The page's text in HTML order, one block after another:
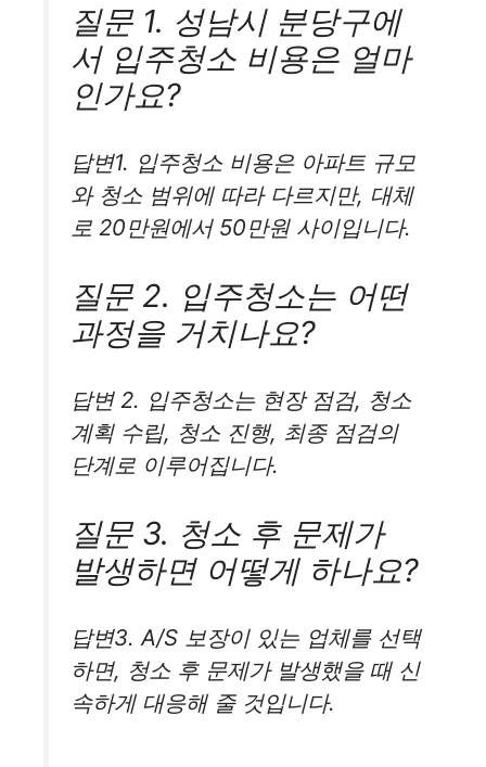
질문 1. 성남시 분당구에
서 입주청소 비용은 얼마
인가요?
답변1. 입주청소 비용은 아파트 규모
와 청소 범위에 따라 다르지만, 대체
로 20만원에서 50만원 사이입니다.
질문 2. 입주청소는 어떤
과정을 거치나요?
답변 2. 입주청소는 현장 점검, 청소
계획 수립, 청소 진행, 최종 점검의
단계로 이루어집니다.
질문 3. 청소 후 문제가
발생하면 어떻게 하나요?
답변3. A/S 보장이 있는 업체를 선택
하면, 청소 후 문제가 발생했을 때 신
속하게 대응해 줄 것입니다.